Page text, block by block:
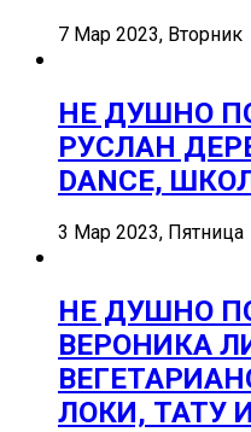
7 Мар 2023, Вторник
НЕ ДУШНО
РУСЛАН
DANCE,
3 Мар 2023, Пятница
НЕ ДУШНО
ВЕРОНИКА
ЛОКИ, ТАТУ